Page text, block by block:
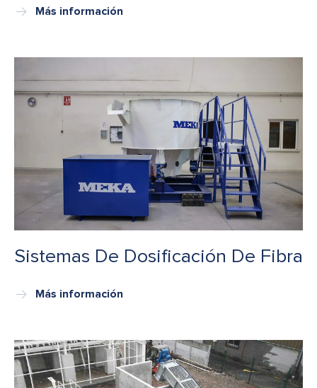
Más información
Sistemas De Dosificación De Fibra
Más información